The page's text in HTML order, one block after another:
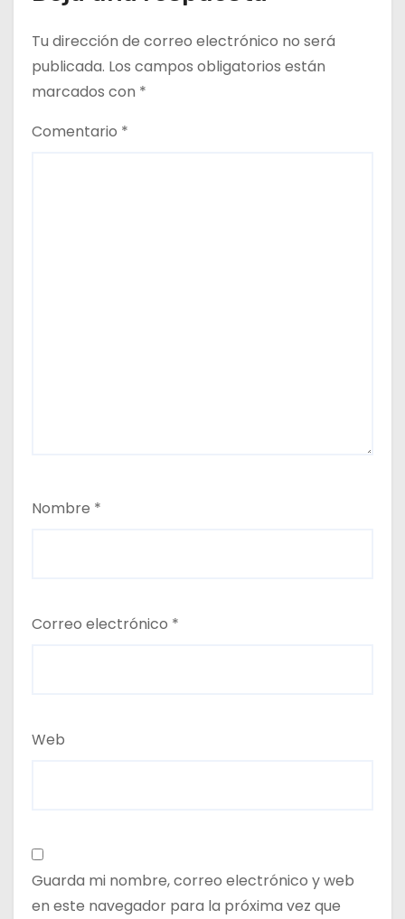
a
d
a
Tu dirección de correo electrónico no será
publicada. Los campos obligatorios están
marcados con *
Comentario *
Nombre *
Correo electrónico *
Web
Guarda mi nombre, correo electrónico y web
en este navegador para la próxima vez que